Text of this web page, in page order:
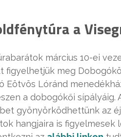
a
március 10-ei
figyelhetjük meg
Eötvös Lóránd
a dobogókői
gyönyörködhettünk az
hangjaira is figyelmesek